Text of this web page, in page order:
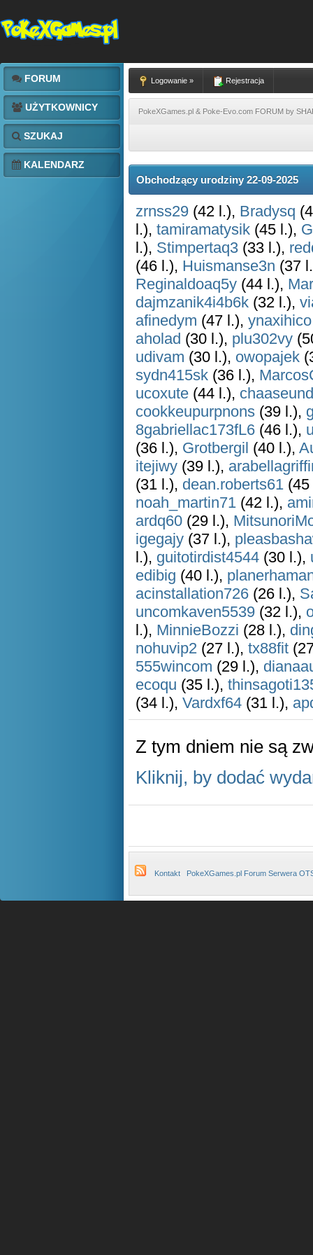
FORUM
UŻYTKOWNICY
SZUKAJ
KALENDARZ
Logowanie » Rejestracja
PokeXGames.pl & Poke-Evo.com FORUM by
Obchodzący urodziny 22-09-2025
zrnss29 (42 l.), Bradysq
l.), tamiramatysik (45 l.),
l.), Stimpertaq3 (33 l.),
(46 l.), Huismanse3n (37
Reginaldoaq5y (44 l.),
dajmzanik4i4b6k (32 l.),
afinedym (47 l.), ynaxihico
aholad (30 l.), plu302vy
udivam (30 l.), owopajek
sydn415sk (36 l.),
ucoxute (44 l.),
cookkeupurpnons (39 l.),
8gabriellac173fL6 (46 l.),
(36 l.), Grotbergil (40 l.),
itejiwy (39 l.),
(31 l.), dean.roberts61
noah_martin71 (42 l.),
ardq60 (29 l.),
igegajy (37 l.),
l.), guitotirdist4544 (30 l.),
edibig (40 l.),
acinstallation726 (26 l.),
uncomkaven5539 (32 l.),
l.), MinnieBozzi (28 l.),
nohuvip2 (27 l.), tx88fit
555wincom (29 l.),
ecoqu (35 l.),
(34 l.), Vardxf64 (31 l.),
Z tym dniem nie są
Kliknij, by dodać
Kontakt PokeXGames.pl Forum Serwera